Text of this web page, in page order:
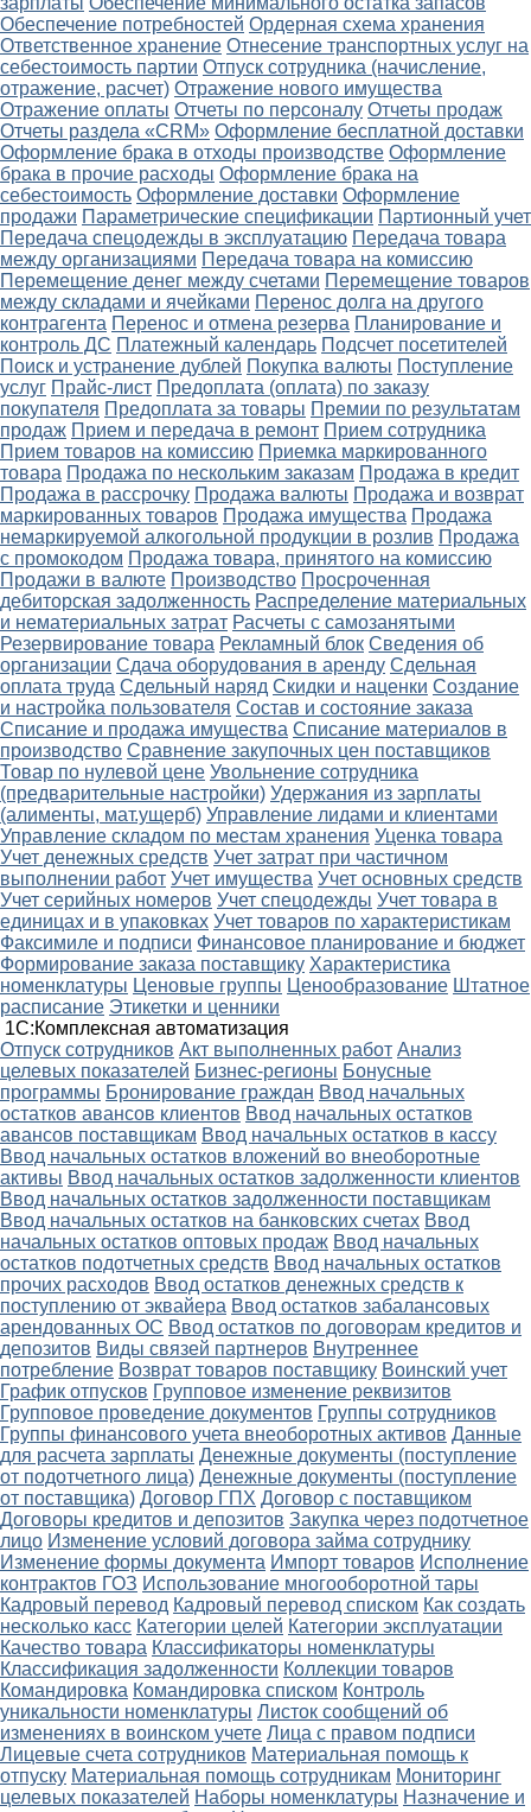
Обеспечение потребностей Ордерная схема хранения
Ответственное хранение Отнесение транспортных услуг на
себестоимость партии Отпуск сотрудника (начисление,
отражение, расчет) Отражение нового имущества
Отражение оплаты Отчеты по персоналу Отчеты продаж
Отчеты раздела «CRM» Оформление бесплатной доставки
Оформление брака в отходы производстве Оформление
брака в прочие расходы Оформление брака на
себестоимость Оформление доставки Оформление
продажи Параметрические спецификации Партионный учет
Передача спецодежды в эксплуатацию Передача товара
между организациями Передача товара на комиссию
Перемещение денег между счетами Перемещение товаров
между складами и ячейками Перенос долга на другого
контрагента Перенос и отмена резерва Планирование и
контроль ДС Платежный календарь Подсчет посетителей
Поиск и устранение дублей Покупка валюты Поступление
услуг Прайс-лист Предоплата (оплата) по заказу
покупателя Предоплата за товары Премии по результатам
продаж Прием и передача в ремонт Прием сотрудника
Прием товаров на комиссию Приемка маркированного
товара Продажа по нескольким заказам Продажа в кредит
Продажа в рассрочку Продажа валюты Продажа и возврат
маркированных товаров Продажа имущества Продажа
немаркируемой алкогольной продукции в розлив Продажа
с промокодом Продажа товара, принятого на комиссию
Продажи в валюте Производство Просроченная
дебиторская задолженность Распределение материальных
и нематериальных затрат Расчеты с самозанятыми
Резервирование товара Рекламный блок Сведения об
организации Сдача оборудования в аренду Сдельная
оплата труда Сдельный наряд Скидки и наценки Создание
и настройка пользователя Состав и состояние заказа
Списание и продажа имущества Списание материалов в
производство Сравнение закупочных цен поставщиков
Товар по нулевой цене Увольнение сотрудника
(предварительные настройки) Удержания из зарплаты
(алименты, мат.ущерб) Управление лидами и клиентами
Управление складом по местам хранения Уценка товара
Учет денежных средств Учет затрат при частичном
выполнении работ Учет имущества Учет основных средств
Учет серийных номеров Учет спецодежды Учет товара в
единицах и в упаковках Учет товаров по характеристикам
Факсимиле и подписи Финансовое планирование и бюджет
Формирование заказа поставщику Характеристика
номенклатуры Ценовые группы Ценообразование Штатное
расписание Этикетки и ценники
1С:Комплексная автоматизация
Oтпуск сотрудников Акт выполненных работ Анализ
целевых показателей Бизнес-регионы Бонусные
программы Бронирование граждан Ввод начальных
остатков авансов клиентов Ввод начальных остатков
авансов поставщикам Ввод начальных остатков в кассу
Ввод начальных остатков вложений во внеоборотные
активы Ввод начальных остатков задолженности клиентов
Ввод начальных остатков задолженности поставщикам
Ввод начальных остатков на банковских счетах Ввод
начальных остатков оптовых продаж Ввод начальных
остатков подотчетных средств Ввод начальных остатков
прочих расходов Ввод остатков денежных средств к
поступлению от эквайера Ввод остатков забалансовых
арендованных ОС Ввод остатков по договорам кредитов и
депозитов Виды связей партнеров Внутреннее
потребление Возврат товаров поставщику Воинский учет
График отпусков Групповое изменение реквизитов
Групповое проведение документов Группы сотрудников
Группы финансового учета внеоборотных активов Данные
для расчета зарплаты Денежные документы (поступление
от подотчетного лица) Денежные документы (поступление
от поставщика) Договор ГПХ Договор с поставщиком
Договоры кредитов и депозитов Закупка через подотчетное
лицо Изменение условий договора займа сотруднику
Изменение формы документа Импорт товаров Исполнение
контрактов ГОЗ Использование многооборотной тары
Кадровый перевод Кадровый перевод списком Как создать
несколько касс Категории целей Категории эксплуатации
Качество товара Классификаторы номенклатуры
Классификация задолженности Коллекции товаров
Командировка Командировка списком Контроль
уникальности номенклатуры Листок сообщений об
изменениях в воинском учете Лица с правом подписи
Лицевые счета сотрудников Материальная помощь к
отпуску Материальная помощь сотрудникам Мониторинг
целевых показателей Наборы номенклатуры Назначение и